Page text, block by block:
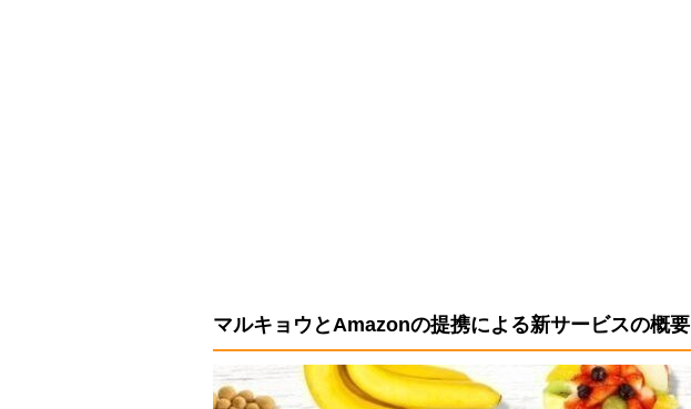
マルキョウとAmazonの提携による新サービスの概要